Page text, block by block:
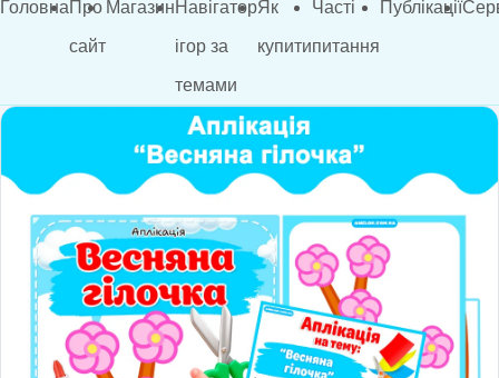
ГоловнаПро
сайт
МагазинНавігатор
ігор за
темами
Як
купити
Часті
питання
Публікації